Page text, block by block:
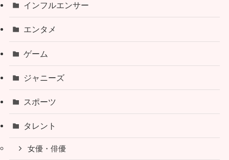
インフルエンサー
エンタメ
ゲーム
ジャニーズ
スポーツ
タレント
女優・俳優